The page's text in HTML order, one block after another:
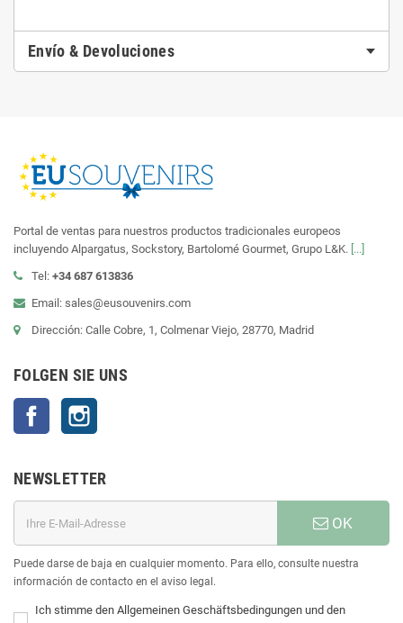
Envío & Devoluciones
Portal de ventas para nuestros productos tradicionales europeos
incluyendo Alpargatus, Sockstory, Bartolomé Gourmet, Grupo L&K. [...]
Tel: +34 687 613836
Email: sales@eusouvenirs.com
Dirección: Calle Cobre, 1, Colmenar Viejo, 28770, Madrid
FOLGEN SIE UNS
Facebook
NEWSLETTER
OK
Puede darse de baja en cualquier momento. Para ello, consulte nuestra
información de contacto en el aviso legal.
Ich stimme den Allgemeinen Geschäftsbedingungen und den